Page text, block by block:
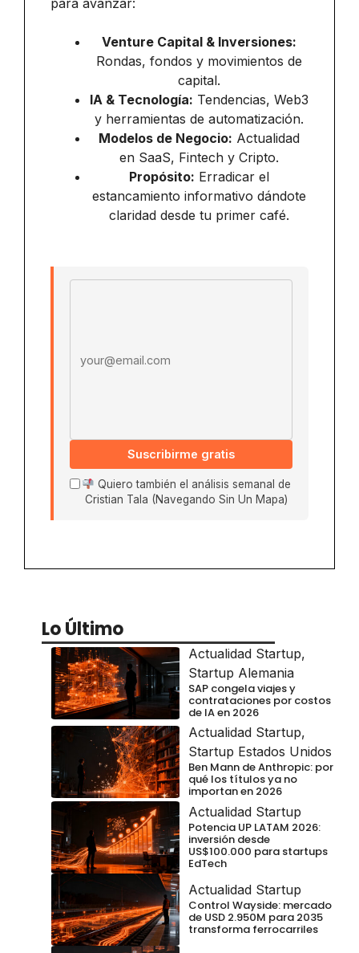
para avanzar:
Venture Capital & Inversiones:
Rondas, fondos y movimientos de
capital.
IA & Tecnología: Tendencias, Web3
y herramientas de automatización.
Modelos de Negocio: Actualidad
en SaaS, Fintech y Cripto.
Propósito: Erradicar el
estancamiento informativo dándote
claridad desde tu primer café.
Suscribirme gratis
Quiero también el análisis semanal de
Cristian Tala (Navegando Sin Un Mapa)
Lo Último
Actualidad Startup,
Startup Alemania
SAP congela viajes y
contrataciones por costos
de IA en 2026
Actualidad Startup,
Startup Estados Unidos
Ben Mann de Anthropic: por
qué los títulos ya no
importan en 2026
Actualidad Startup
Potencia UP LATAM 2026:
inversión desde
US$100.000 para startups
EdTech
Actualidad Startup
Control Wayside: mercado
de USD 2.950M para 2035
transforma ferrocarriles